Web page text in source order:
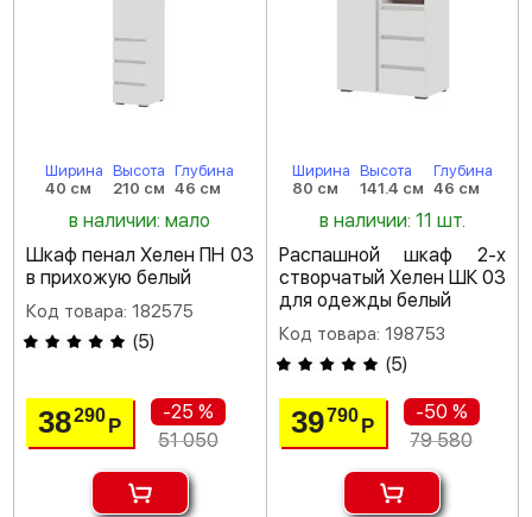
Ширина
40 см
Высота
210 см
Глубина
46 см
в наличии: мало
Шкаф пенал Хелен ПН 03
в прихожую белый
Код товара: 182575
(5)
38290Р
-25 %
51 050
Ширина
80 см
Высота
141.4 см
Глубина
46 см
в наличии: 11 шт.
Распашной шкаф 2-х
створчатый Хелен ШК 03
для одежды белый
Код товара: 198753
(5)
39790 Р
-50 %
79 580